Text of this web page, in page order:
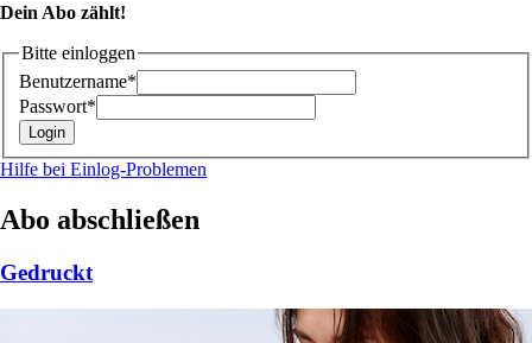
Dein Abo zählt!
Bitte einloggen
Benutzername*
Passwort*
Hilfe bei Einlog-Problemen
Abo abschließen
Gedruckt